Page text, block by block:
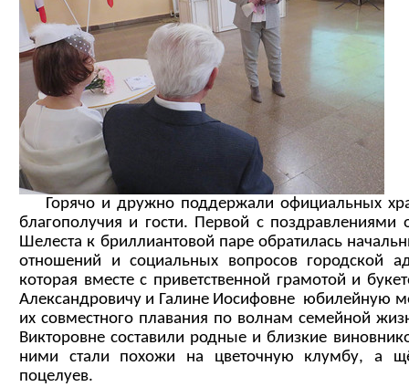
Горячо и дружно поддержали официальных
благополучия и гости. Первой с
Шелеста к бриллиантовой паре обратилась
отношений и социальных вопросов городской
которая вместе с приветственной грамотой и
Александровичу и Галине Иосифовне юбилейную
их совместного плавания по волнам семейной
Викторовне составили родные и близкие
ними стали похожи на цветочную клумбу, а
поцелуев.